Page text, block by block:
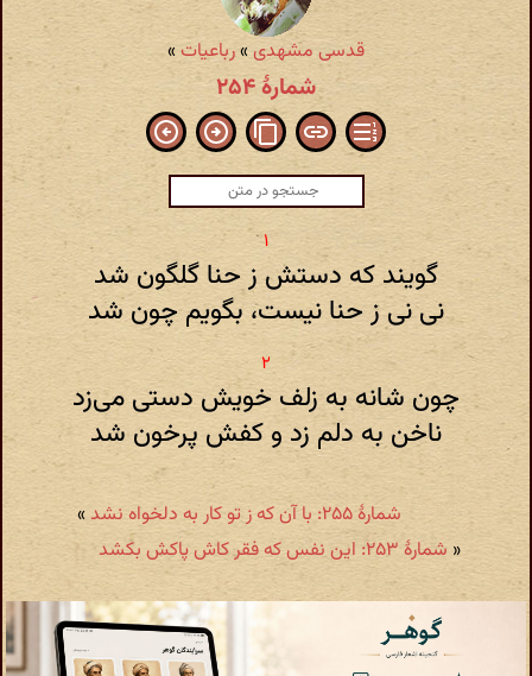
قدسی مشهدی»رباعیات»
شمارهٔ ۲۵۴
گویند که دستش ز حنا گلگون شد
نی نی ز حنا نیست، بگویم چون شد
چون شانه به زلف خویش دستی می‌زد
ناخن به دلم زد و کفش پرخون شد
شمارهٔ ۲۵۵: با آن که ز تو کار به دلخواه نشد
»
« شمارهٔ ۲۵۳: این نفس که فقر کاش پاکش بکشد